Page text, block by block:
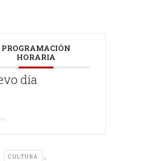
PROGRAMACIÓN
HORARIA
día
CULTURA ,